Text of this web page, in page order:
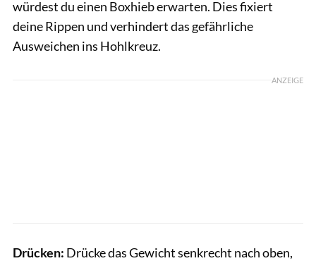
würdest du einen Boxhieb erwarten. Dies fixiert
deine Rippen und verhindert das gefährliche
Ausweichen ins Hohlkreuz.
ANZEIGE
Drücken: Drücke das Gewicht senkrecht nach oben,